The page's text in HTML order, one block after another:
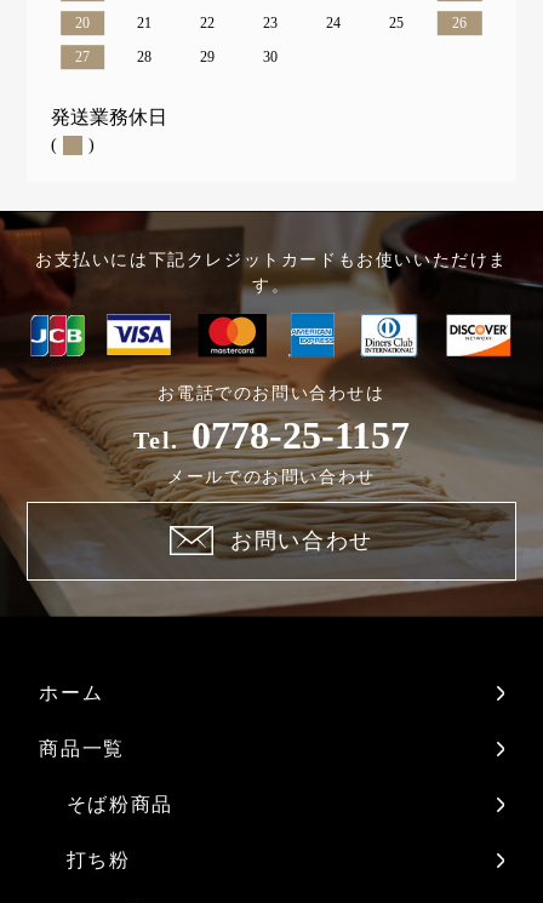
20
21 22 23 24 25
26
27
28 29 30
発送業務休日
( )
お支払いには下記クレジットカードもお使いいただけま
す。
お電話でのお問い合わせは
Tel. 0778-25-1157
メールでのお問い合わせ
お問い合わせ
ホーム
商品一覧
そば粉商品
打ち粉